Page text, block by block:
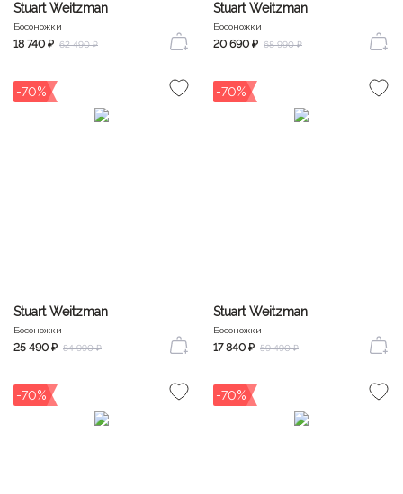
Stuart Weitzman
Босоножки
18 740 ₽ 62 490 ₽
Stuart Weitzman
Босоножки
20 690 ₽ 68 990 ₽
-70%
Stuart Weitzman
Босоножки
25 490 ₽ 84 990 ₽
-70%
Stuart Weitzman
Босоножки
17 840 ₽ 59 490 ₽
-70% -70%